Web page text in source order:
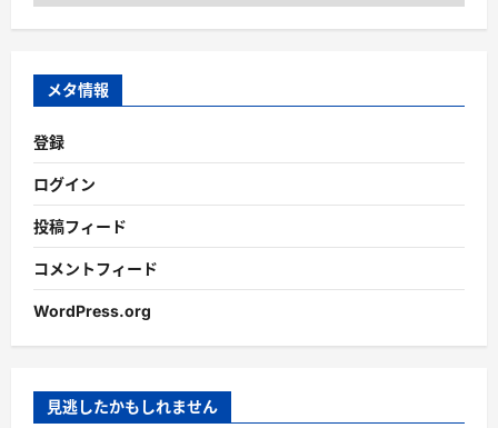
メタ情報
登録
ログイン
投稿フィード
コメントフィード
WordPress.org
見逃したかもしれません